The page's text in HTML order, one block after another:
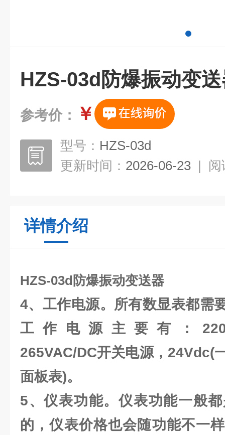
HZS-03d防爆振动变
参考价： ￥
型号： HZS-03d
更新时间： 2026-06-23 | 阅
详情介绍
HZS-03d防爆振动变送器
4、工作电源。所有数显表都需
工作电源主要有：
265VAC/DC开关电源，24Vdc(
面板表)。
5、仪表功能。仪表功能一般
的，仪表价格也会随功能不一